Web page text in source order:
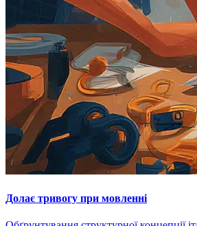
Долає тривогу при мовленні